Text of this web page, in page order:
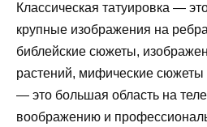
Классическая татуировка —
крупные изображения на
библейские сюжеты,
растений, мифические
— это большая область на
воображению и